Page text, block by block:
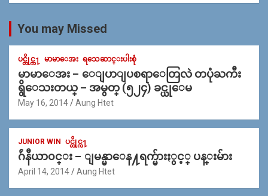
You may Missed
ပင္တိုင္က႑ မာမာေအး ရသေဆာင္းပါးစုံ
မာမာေအး – ေျပာျပစရာေတြလဲ တပုံႀကီး
ရွိေသးတယ္ – အမွတ္ (၅၂၄) ခင္ယုေမ
May 16, 2014 Aung Htet
JUNIOR WIN ပင္တိုင္က႑
ဂ်ဴနီယာ၀င္း – ျမန္မာေန႔ရက္မ်ားႏွင့္ ပန္းမ်ား
April 14, 2014 Aung Htet